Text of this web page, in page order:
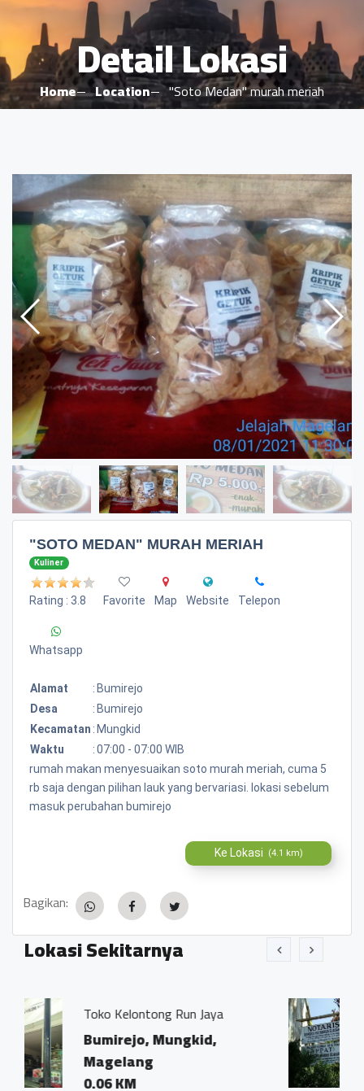
Detail Lokasi
Home Location "Soto Medan" murah meriah
"SOTO MEDAN" MURAH MERIAH
Kuliner
Rating : 3.8 Favorite Map Website Telepon
Whatsapp
Alamat : Bumirejo
Desa
: Bumirejo
Kecamatan : Mungkid
Waktu
:07:00 - 07:00 WIB
rumah makan menyesuaikan soto murah meriah, cuma 5
rb saja dengan pilihan lauk yang bervariasi. lokasi sebelum
masuk perubahan bumirejo
Ke Lokasi (4.1 km)
Bagikan:
Lokasi Sekitarnya
Run Jaya Kantor Notaris dan
Ivo Marius, SH"
Bumirejo,
Magelang